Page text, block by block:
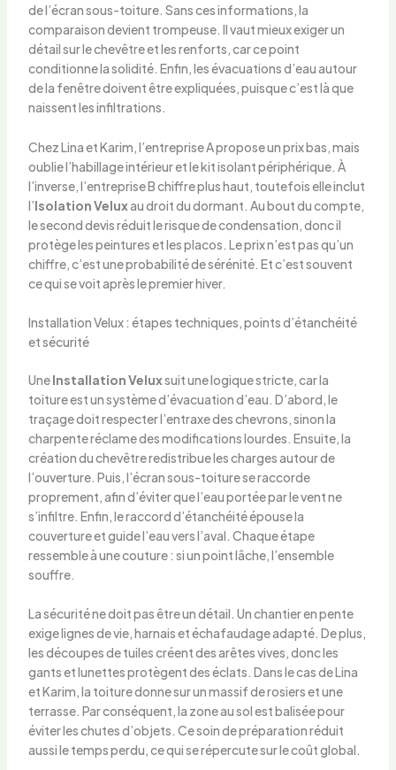
de l’écran sous-toiture. Sans ces informations, la
comparaison devient trompeuse. Il vaut mieux exiger un
détail sur le chevêtre et les renforts, car ce point
conditionne la solidité. Enfin, les évacuations d’eau autour
de la fenêtre doivent être expliquées, puisque c’est là que
naissent les infiltrations.
Chez Lina et Karim, l’entreprise A propose un prix bas, mais
oublie l’habillage intérieur et le kit isolant périphérique. À
l’inverse, l’entreprise B chiffre plus haut, toutefois elle inclut
l’Isolation Veluxau droit du dormant. Au bout du compte,
le second devis réduit le risque de condensation, donc il
protège les peintures et les placos. Le prix n’est pas qu’un
chiffre, c’est une probabilité de sérénité. Et c’est souvent
ce qui se voit après le premier hiver.
Installation Velux : étapes techniques, points d’étanchéité
et sécurité
UneInstallation Veluxsuit une logique stricte, car la
toiture est un système d’évacuation d’eau. D’abord, le
traçage doit respecter l’entraxe des chevrons, sinon la
charpente réclame des modifications lourdes. Ensuite, la
création du chevêtre redistribue les charges autour de
l’ouverture. Puis, l’écran sous-toiture se raccorde
proprement, afin d’éviter que l’eau portée par le vent ne
s’infiltre. Enfin, le raccord d’étanchéité épouse la
couverture et guide l’eau vers l’aval. Chaque étape
ressemble à une couture : si un point lâche, l’ensemble
souffre.
La sécurité ne doit pas être un détail. Un chantier en pente
exige lignes de vie, harnais et échafaudage adapté. De plus,
les découpes de tuiles créent des arêtes vives, donc les
gants et lunettes protègent des éclats. Dans le cas de Lina
et Karim, la toiture donne sur un massif de rosiers et une
terrasse. Par conséquent, la zone au sol est balisée pour
éviter les chutes d’objets. Ce soin de préparation réduit
aussi le temps perdu, ce qui se répercute sur le coût global.